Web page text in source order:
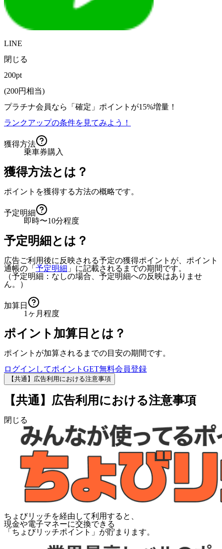
LINE
閉じる
200pt
(200円相当)
プラチナ会員なら
「確定」 ポイントが15%増量！
ランクアップの条件を見てみよう！
獲得方法
乗車券購入
獲得方法とは？
ポイントを獲得する方法の概略です。
予定明細
即時〜10分程度
予定明細とは？
広告ご利用後に反映される予定の獲得ポイントが、ポイント
通帳の「 予定明細 」に記載されるまでの期間です。
（予定明細：なしの場合、予定明細への反映はありませ
ん。）
加算日
1ヶ月程度
ポイント加算日とは？
ポイントが加算されるまでの目安の期間です。
ログインしてポイントGET無料会員登録
【共通】広告利用における注意事項
【共通】広告利用における注意事項
閉じる
ちょびリッチを経由して利用すると、
現金や電子マネーに交換できる
「 ちょびリッチポイント 」が貯まります。